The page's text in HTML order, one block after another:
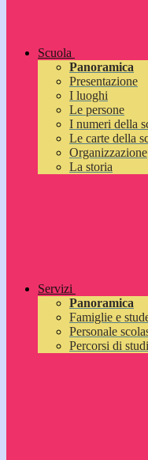
Scuola
Panoramica
Presentazione
I luoghi
Le persone
I numeri della
Le carte della
Organizzazione
La storia
Servizi
Panoramica
Famiglie e
Personale
Percorsi di